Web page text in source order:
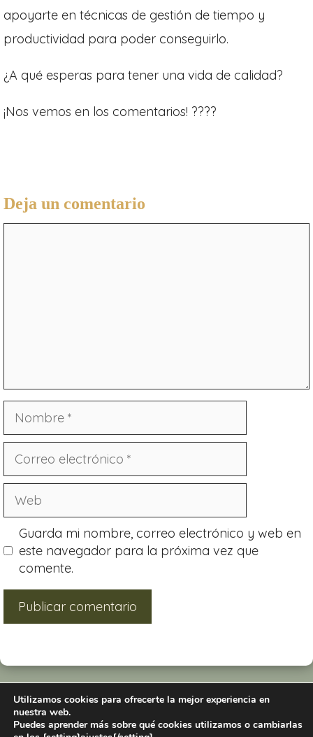
apoyarte en técnicas de gestión de tiempo y
productividad para poder conseguirlo.
¿A qué esperas para tener una vida de calidad?
¡Nos vemos en los comentarios! ????
Deja un comentario
Guarda mi nombre, correo electrónico y web en
este navegador para la próxima vez que
comente.
Utilizamos cookies para ofrecerte la mejor experiencia en
nuestra web.
Puedes aprender más sobre qué cookies utilizamos o cambiarlas